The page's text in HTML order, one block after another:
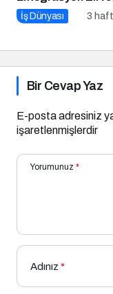
Ankara’da
İş Dünyası 3
Bir Cevap Yaz
E-posta adresiniz
işaretlenmişlerdir
Yorumunuz *
Adınız *